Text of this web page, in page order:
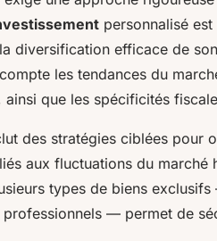
personnalisé
diversification efficace de
les tendances du
que les spécificités
des stratégies ciblées pour
aux fluctuations du marché
types de biens
— permet de